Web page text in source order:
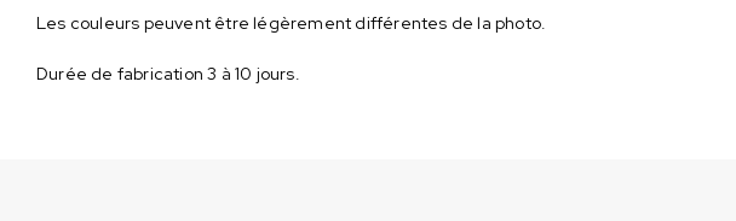
Les couleurs peuvent être légèrement différentes de la photo.
Durée de fabrication 3 à 10 jours.